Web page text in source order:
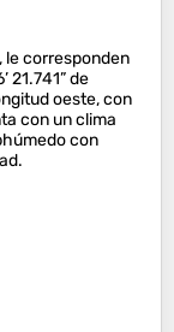
le corresponden
21.741” de
oeste, con
con un clima
con